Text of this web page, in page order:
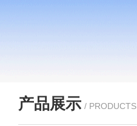
产品展示 /